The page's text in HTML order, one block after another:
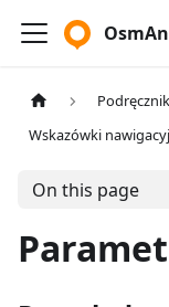
Wskazówki
On this page